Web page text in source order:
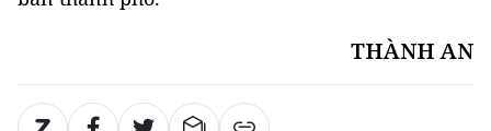
THÀNH AN